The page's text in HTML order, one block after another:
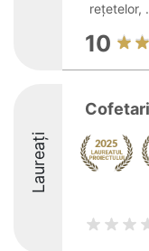
rețetelor,
10
Laureați